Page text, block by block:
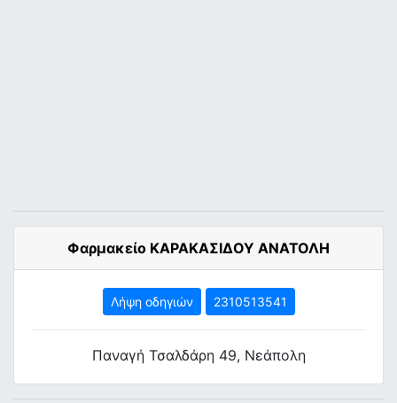
Φαρμακείο ΚΑΡΑΚΑΣΙΔΟΥ ΑΝΑΤΟΛΗ
Λήψη οδηγιών 2310513541
Παναγή Τσαλδάρη 49, Νεάπολη